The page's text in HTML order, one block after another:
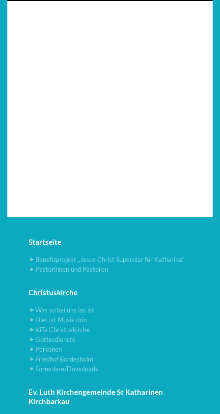
Startseite
Benefizprojekt „Jesus Christ Superstar für Katharina“
Pastorinnen und Pastoren
Christuskirche
Was so bei uns los ist
Hier ist Musik drin
KiTa Christuskirche
Gottesdienste
Personen
Friedhof Bordesholm
Formulare/Downloads
Ev. Luth Kirchengemeinde St Katharinen
Kirchbarkau